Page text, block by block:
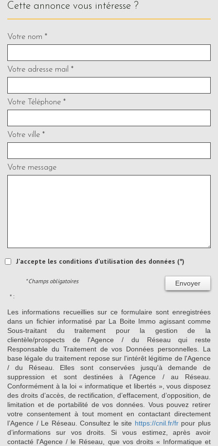
cette annonce vous intéresse ?
Votre nom *
Votre adresse mail *
Votre Téléphone *
Votre ville *
Votre message
J'accepte les conditions d'utilisation des données (*)
Envoyer
* Champs obligatoires
* :
Les informations recueillies sur ce formulaire sont enregistrées
dans un fichier informatisé par La Boite Immo agissant comme
Sous-traitant du traitement pour la gestion de la
clientèle/prospects de l'Agence / du Réseau qui reste
Responsable du Traitement de vos Données personnelles. La
base légale du traitement repose sur l'intérêt légitime de l'Agence
/ du Réseau. Elles sont conservées jusqu'à demande de
suppression et sont destinées à l'Agence / au Réseau.
Conformément à la loi « informatique et libertés », vous disposez
des droits d’accès, de rectification, d’effacement, d’opposition, de
limitation et de portabilité de vos données. Vous pouvez retirer
votre consentement à tout moment en contactant directement
l’Agence / Le Réseau. Consultez le site https://cnil.fr/frpour plus
d’informations sur vos droits. Si vous estimez, après avoir
contacté l'Agence / le Réseau, que vos droits « Informatique et